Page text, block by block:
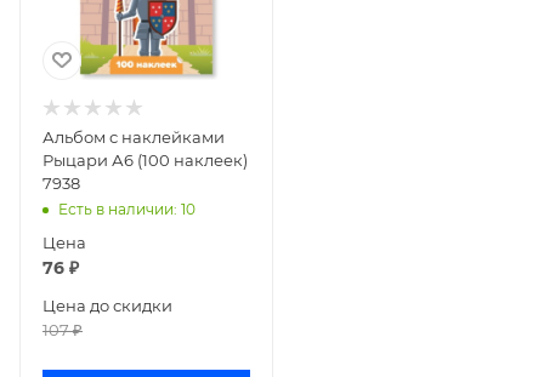
Альбом с наклейками
Рыцари А6 (100 наклеек)
7938
Есть в наличии: 10
Цена
76 ₽
Цена до скидки
107₽